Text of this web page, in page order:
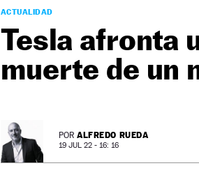
ACTUALIDAD
Tesla afronta
muerte de un
POR ALFREDO RUEDA
19 JUL 22 - 16: 16